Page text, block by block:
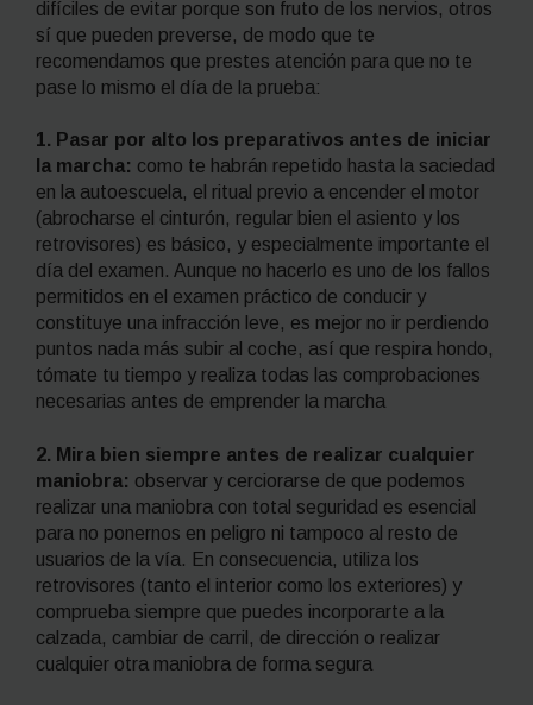
difíciles de evitar porque son fruto de los nervios, otros
sí que pueden preverse, de modo que te
recomendamos que prestes atención para que no te
pase lo mismo el día de la prueba:
1. Pasar por alto los preparativos antes de iniciar
la marcha: como te habrán repetido hasta la saciedad
en la autoescuela, el ritual previo a encender el motor
(abrocharse el cinturón, regular bien el asiento y los
retrovisores) es básico, y especialmente importante el
día del examen. Aunque no hacerlo es uno de los fallos
permitidos en el examen práctico de conducir y
constituye una infracción leve, es mejor no ir perdiendo
puntos nada más subir al coche, así que respira hondo,
tómate tu tiempo y realiza todas las comprobaciones
necesarias antes de emprender la marcha
2. Mira bien siempre antes de realizar cualquier
maniobra: observar y cerciorarse de que podemos
realizar una maniobra con total seguridad es esencial
para no ponernos en peligro ni tampoco al resto de
usuarios de la vía. En consecuencia, utiliza los
retrovisores (tanto el interior como los exteriores) y
comprueba siempre que puedes incorporarte a la
calzada, cambiar de carril, de dirección o realizar
cualquier otra maniobra de forma segura